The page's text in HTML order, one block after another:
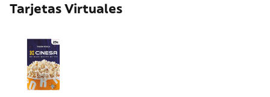
Tarjetas Virtuales